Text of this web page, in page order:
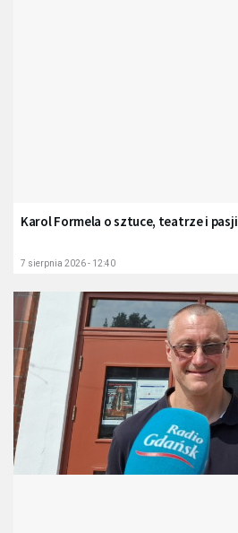
Karol Formela o sztuce, teatrze i pasji
7 sierpnia 2026 - 12:40